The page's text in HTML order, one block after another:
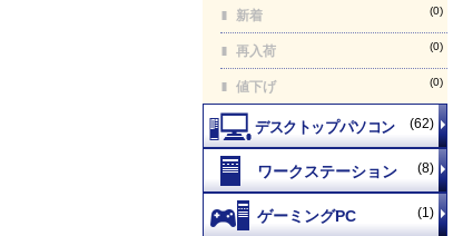
新着 (0)
再入荷 (0)
値下げ (0)
(62)
(8)
(1)